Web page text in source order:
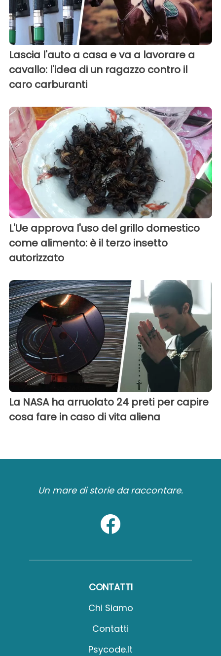
Lascia l'auto a casa e va a lavorare a
cavallo: l'idea di un ragazzo contro il
caro carburanti
L'Ue approva l'uso del grillo domestico
come alimento: è il terzo insetto
autorizzato
La NASA ha arruolato 24 preti per capire
cosa fare in caso di vita aliena
Un mare di storie da raccontare.
CONTATTI
Chi Siamo
Contatti
Psycode.it